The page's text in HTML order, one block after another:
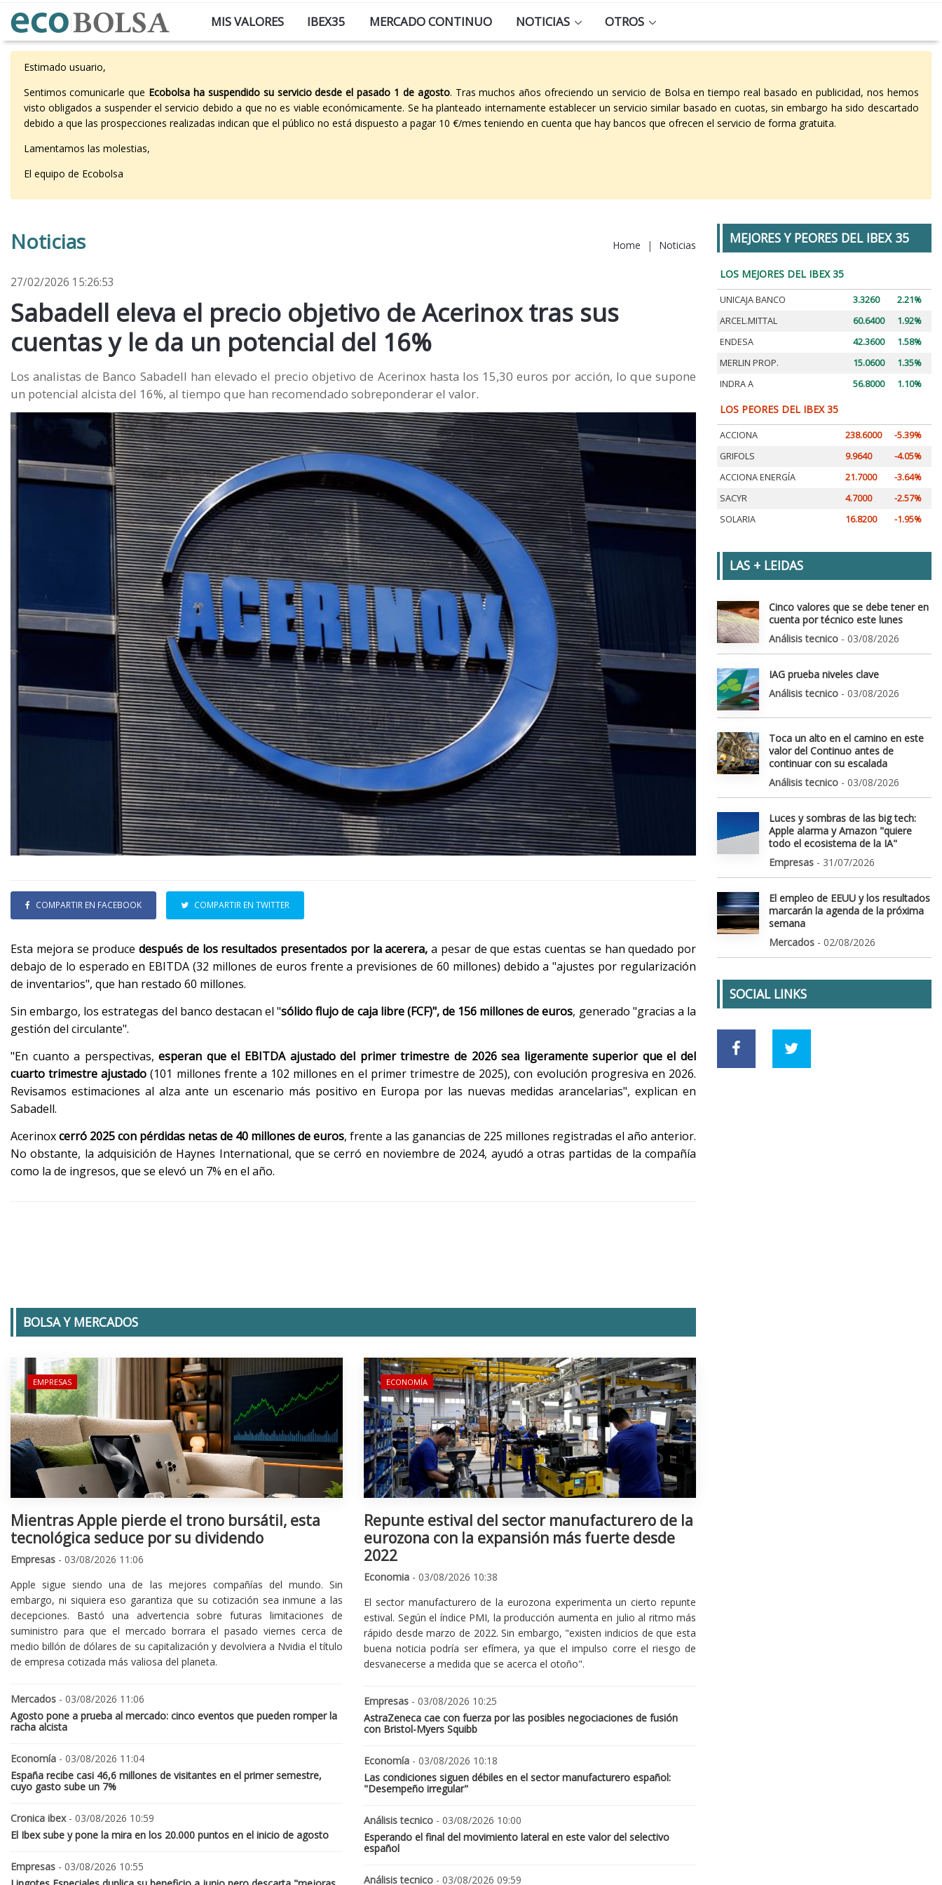
MIS VALORES IBEX35 MERCADO CONTINUO NOTICIAS OTROS
Estimado usuario,
Sentimos comunicarle que Ecobolsa ha suspendido su servicio desde el pasado 1 de agosto. Tras muchos años ofreciendo un servicio de Bolsa en tiempo real basado en publicidad, nos hemos
visto obligados a suspender el servicio debido a que no es viable económicamente. Se ha planteado internamente establecer un servicio similar basado en cuotas, sin embargo ha sido descartado
debido a que las prospecciones realizadas indican que el público no está dispuesto a pagar 10 €/mes teniendo en cuenta que hay bancos que ofrecen el servicio de forma gratuita.
Lamentamos las molestias,
El equipo de Ecobolsa
Noticias Home | Noticias
27/02/2026 15:26:53
Sabadell eleva el precio objetivo de Acerinox tras sus
cuentas y le da un potencial del 16%
Los analistas de Banco Sabadell han elevado el precio objetivo de Acerinox hasta los 15,30 euros por acción, lo que supone
un potencial alcista del 16%, al tiempo que han recomendado sobreponderar el valor.
COMPARTIR EN FACEBOOK COMPARTIR EN TWITTER
Esta mejora se producedespués de los resultados presentados por la acerera, a pesar de que estas cuentas se han quedado por
debajo de lo esperado en EBITDA (32 millones de euros frente a previsiones de 60 millones) debido a "ajustes por regularización
de inventarios", que han restado 60 millones.
Sin embargo, los estrategas del banco destacan el "sólido flujo de caja libre (FCF)", de 156 millones de euros, generado "gracias a la
gestión del circulante".
"En cuanto a perspectivas,esperan que el EBITDA ajustado del primer trimestre de 2026 sea ligeramente superior que el del
cuarto trimestre ajustado (101 millones frente a 102 millones en el primer trimestre de 2025), con evolución progresiva en 2026.
Revisamos estimaciones al alza ante un escenario más positivo en Europa por las nuevas medidas arancelarias", explican en
Sabadell.
Acerinoxcerró 2025 con pérdidas netas de 40 millones de euros, frente a las ganancias de 225 millones registradas el año anterior.
No obstante, la adquisición de Haynes International, que se cerró en noviembre de 2024, ayudó a otras partidas de la compañía
como la de ingresos, que se elevó un 7% en el año.
BOLSA Y MERCADOS
EMPRESAS
Mientras Apple pierde el trono bursátil, esta
tecnológica seduce por su dividendo
Empresas - 03/08/2026 11:06
Apple sigue siendo una de las mejores compañías del mundo. Sin
embargo, ni siquiera eso garantiza que su cotización sea inmune a las
decepciones. Bastó una advertencia sobre futuras limitaciones de
suministro para que el mercado borrara el pasado viernes cerca de
medio billón de dólares de su capitalización y devolviera a Nvidia el título
de empresa cotizada más valiosa del planeta.
Mercados - 03/08/2026 11:06
Agosto pone a prueba al mercado: cinco eventos que pueden romper la
racha alcista
Economía - 03/08/2026 11:04
España recibe casi 46,6 millones de visitantes en el primer semestre,
cuyo gasto sube un 7%
Cronica ibex- 03/08/2026 10:59
El Ibex sube y pone la mira en los 20.000 puntos en el inicio de agosto
Empresas - 03/08/2026 10:55
ECONOMÍA
Repunte estival del sector manufacturero de la
eurozona con la expansión más fuerte desde
2022
Economia - 03/08/2026 10:38
El sector manufacturero de la eurozona experimenta un cierto repunte
estival. Según el índice PMI, la producción aumenta en julio al ritmo más
rápido desde marzo de 2022. Sin embargo, "existen indicios de que esta
buena noticia podría ser efímera, ya que el impulso corre el riesgo de
desvanecerse a medida que se acerca el otoño".
Empresas - 03/08/2026 10:25
AstraZeneca cae con fuerza por las posibles negociaciones de fusión
con Bristol-Myers Squibb
Economía - 03/08/2026 10:18
Las condiciones siguen débiles en el sector manufacturero español:
"Desempeño irregular"
Análisis tecnico - 03/08/2026 10:00
Esperando el final del movimiento lateral en este valor del selectivo
español
Análisis tecnico - 03/08/2026 09:59
MEJORES Y PEORES DEL IBEX 35
LOS MEJORES DEL IBEX 35
UNICAJA BANCO 3.3260
2.21%
ARCEL.MITTAL
60.6400
1.92%
ENDESA
42.3600
1.58%
MERLIN PROP.
15.0600
1.35%
INDRA A
56.8000 1.10%
LOS PEORES DEL IBEX 35
ACCIONA 238.6000
-5.39%
GRIFOLS
9.9640
-4.05%
ACCIONA ENERGÍA
21.7000
-3.64%
SACYR
4.7000
-2.57%
SOLARIA
16.8200 -1.95%
LAS + LEIDAS
Cinco valores que se debe tener en
cuenta por técnico este lunes
Análisis tecnico - 03/08/2026
IAG prueba niveles clave
Análisis tecnico - 03/08/2026
Toca un alto en el camino en este
valor del Continuo antes de
continuar con su escalada
Análisis tecnico - 03/08/2026
Luces y sombras de las big tech:
Apple alarma y Amazon "quiere
todo el ecosistema de la IA"
Empresas - 31/07/2026
El empleo de EEUU y los resultados
marcarán la agenda de la próxima
semana
Mercados - 02/08/2026
SOCIAL LINKS